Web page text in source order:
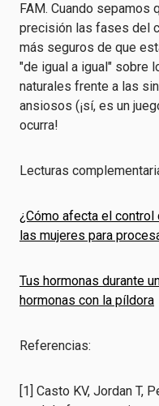
FAM. Cuando sepamos
precisión las fases del
más seguros de que
"de igual a igual" sobre
naturales frente a las
ansiosos (¡sí, es un
ocurra!
Lecturas
¿Cómo afecta el control
las mujeres para
Tus hormonas durante
hormonas con la píldora
Referencias:
[1] Casto KV, Jordan T,